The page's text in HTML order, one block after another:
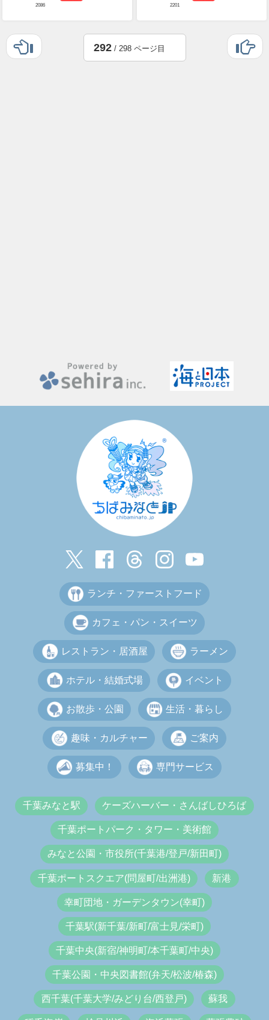
2086
2201
292/ 298 ページ目
ランチ・ファーストフード
カフェ・パン・スイーツ
レストラン・居酒屋 ラーメン
ホテル・結婚式場 イベント
お散歩・公園 生活・暮らし
趣味・カルチャー ご案内
募集中！ 専門サービス
千葉みなと駅 ケーズハーバー・さんばしひろば
千葉ポートパーク・タワー・美術館
みなと公園・市役所(千葉港/登戸/新田町)
千葉ポートスクエア(問屋町/出洲港) 新港
幸町団地・ガーデンタウン(幸町)
千葉駅(新千葉/新町/富士見/栄町)
千葉中央(新宿/神明町/本千葉町/中央)
千葉公園・中央図書館(弁天/松波/椿森)
西千葉(千葉大学/みどり台/西登戸) 蘇我